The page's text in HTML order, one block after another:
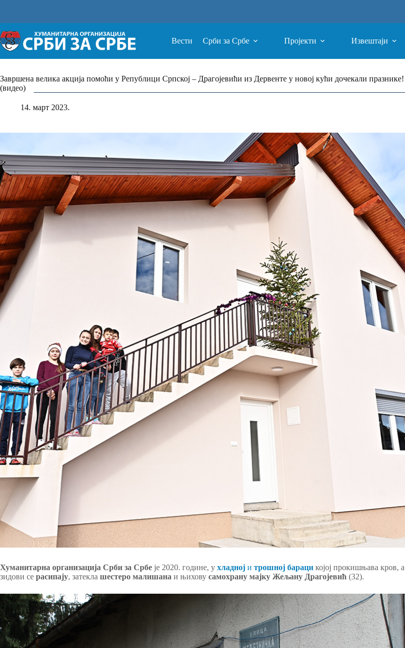
Вести Срби за Србе Пројекти Извештаји
Завршена велика акција помоћи у Републици Српској – Драгојевићи из Дервенте у новој кући дочекали празнике!
(видео)
14. март 2023.
Хуманитарна организација Срби за Србе је 2020. године, у хладној и трошној бараци којој прокишњава кров, а
зидови се расипају, затекла шестеро малишана и њихову самохрану мајку Жељану Драгојевић (32).